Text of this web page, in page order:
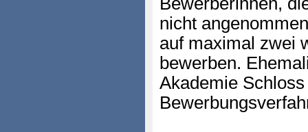
nicht
auf maximal zwei
bewerben.
Akademie